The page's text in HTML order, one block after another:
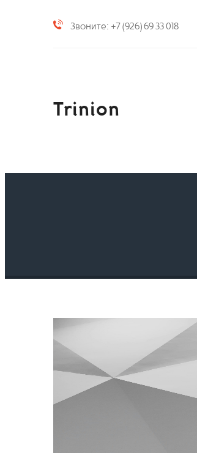
Звоните: +7 (926) 69 33 018
Trinion